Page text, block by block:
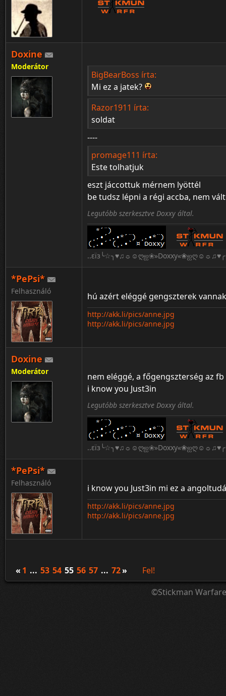
Doxine
Moderátor
BigBearBoss írta:
Mi ez a jatek?
Razor1911 írta:
soldat
----
promage111 írta:
Este tolhatjuk
eszt jáccottuk mérnem lyöttél
be tudsz lépni a régi accba, nem
Legutóbb szerkesztve Doxxy által.
*PePsi*
Felhasználó hú azért eléggé gengszterek
http://akk.li/pics/anne.jpg
http://akk.li/pics/anne.jpg
Doxine
Moderátor
nem eléggé, a főgengszterség az
i know you Just3in
Legutóbb szerkesztve Doxxy által.
*PePsi*
Felhasználó i know you Just3in mi ez a
http://akk.li/pics/anne.jpg
http://akk.li/pics/anne.jpg
« 1 ... 53 54 55 56 57 ... 72»
Fel!
©Stickman Warfare